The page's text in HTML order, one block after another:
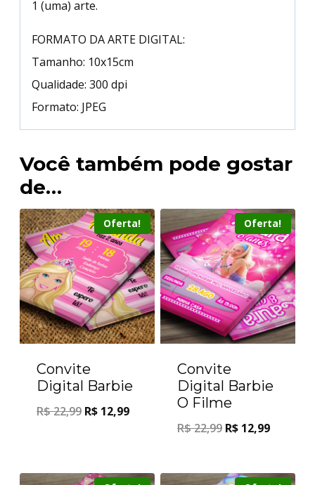
1 (uma) arte.
FORMATO DA ARTE DIGITAL:
Tamanho: 10x15cm
Qualidade: 300 dpi
Formato: JPEG
Você também pode gostar
de…
Oferta!
Convite
Digital Barbie
R$22,99 R$ 12,99
Oferta!
Convite
Digital Barbie
O Filme
R$22,99 R$ 12,99